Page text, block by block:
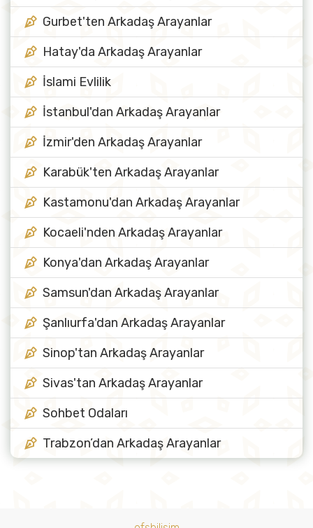
Gurbet'ten Arkadaş Arayanlar
Hatay'da Arkadaş Arayanlar
İslami Evlilik
İstanbul'dan Arkadaş Arayanlar
İzmir'den Arkadaş Arayanlar
Karabük'ten Arkadaş Arayanlar
Kastamonu'dan Arkadaş Arayanlar
Kocaeli'nden Arkadaş Arayanlar
Konya'dan Arkadaş Arayanlar
Samsun'dan Arkadaş Arayanlar
Şanlıurfa'dan Arkadaş Arayanlar
Sinop'tan Arkadaş Arayanlar
Sivas'tan Arkadaş Arayanlar
Sohbet Odaları
Trabzon’dan Arkadaş Arayanlar